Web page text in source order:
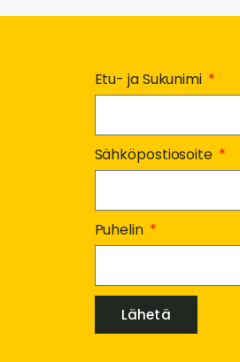
Etu- ja Sukunimi
Sähköpostiosoite
Puhelin
Lähetä